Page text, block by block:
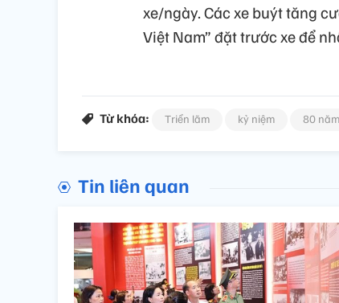
xe/ngày. Các xe buýt tăng
Việt Nam” đặt trước xe để
Từ khóa: Triển lãm kỷ niệm 80
Tin liên quan